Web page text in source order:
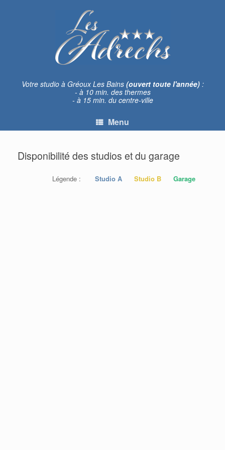
Votre studio à Gréoux Les Bains (ouvert toute l'année):
- à 10 min. des thermes
- à 15 min. du centre-ville
Menu
Disponibilité des studios et du garage
Légende : Studio A Studio B Garage